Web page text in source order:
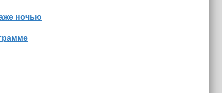
ночью